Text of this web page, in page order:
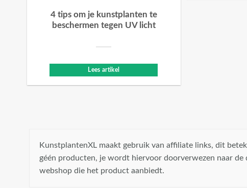
4 tips om je kunstplanten te
beschermen tegen UV licht
Lees artikel
KunstplantenXL maakt gebruik van affiliate links, dit
géén producten, je wordt hiervoor doorverwezen naar
webshop die het product aanbiedt.